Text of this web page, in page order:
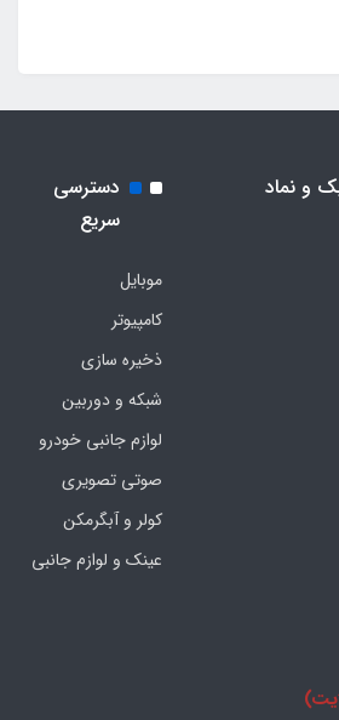
و نماد
دسترسی
سریع
موبایل
کامپیوتر
ذخیره سازی
شبکه و دوربین
لوازم جانبی خودرو
صوتی تصویری
کولر و آبگرمکن
عینک و لوازم جانبی